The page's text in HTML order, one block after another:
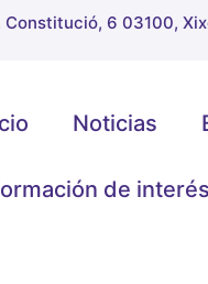
Constitució, 6 03100,
Noticias
de interés